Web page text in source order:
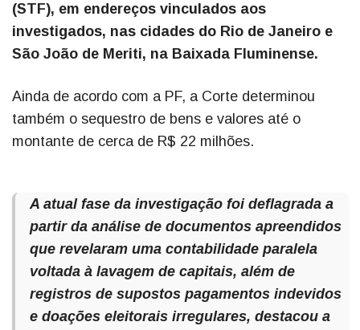
(STF), em endereços vinculados aos
investigados, nas cidades do Rio de Janeiro e
São João de Meriti, na Baixada Fluminense.
Ainda de acordo com a PF, a Corte determinou
também o sequestro de bens e valores até o
montante de cerca de R$ 22 milhões.
A atual fase da investigação foi deflagrada a
partir da análise de documentos apreendidos
que revelaram uma contabilidade paralela
voltada à lavagem de capitais, além de
registros de supostos pagamentos indevidos
e doações eleitorais irregulares, destacou a